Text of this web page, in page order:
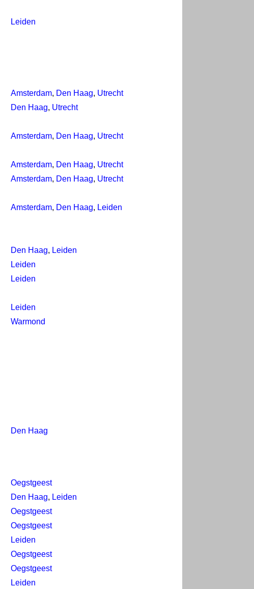
Leiden
Amsterdam, Den Haag, Utrecht
Den Haag, Utrecht
Amsterdam, Den Haag, Utrecht
Amsterdam, Den Haag, Utrecht
Amsterdam, Den Haag, Utrecht
Amsterdam, Den Haag, Leiden
Den Haag, Leiden
Leiden
Leiden
Leiden
Warmond
Den Haag
Oegstgeest
Den Haag, Leiden
Oegstgeest
Oegstgeest
Leiden
Oegstgeest
Oegstgeest
Leiden